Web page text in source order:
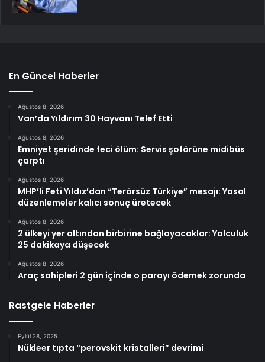
En Güncel Haberler
Ağustos 8, 2026
Van’da Yıldırım 30 Hayvanı Telef Etti
Ağustos 8, 2026
Emniyet şeridinde feci ölüm: Servis şoförüne midibüs
çarptı
Ağustos 8, 2026
MHP’li Feti Yıldız’dan “Terörsüz Türkiye” mesajı: Yasal
düzenlemeler kalıcı sonuç üretecek
Ağustos 8, 2026
2 ülkeyi yer altından birbirine bağlayacaklar: Yolculuk
25 dakikaya düşecek
Ağustos 8, 2026
Araç sahipleri 2 gün içinde o parayı ödemek zorunda
Rastgele Haberler
Eylül 28, 2025
Nükleer tıpta “perovskit kristalleri” devrimi